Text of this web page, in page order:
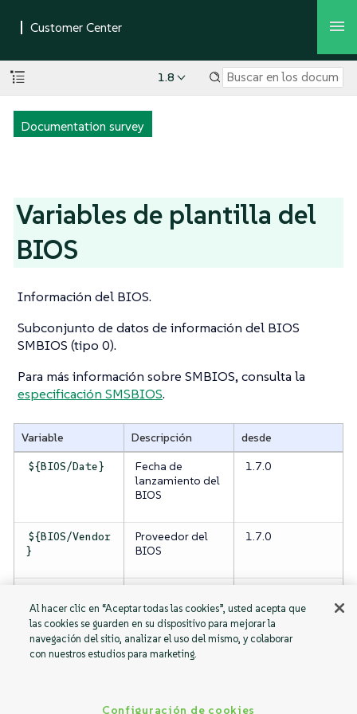
1.8
Documentation survey
Variables de plantilla del
BIOS
Información del BIOS.
Subconjunto de datos de información del BIOS
SMBIOS (tipo 0).
Para más información sobre SMBIOS, consulta la
especificación SMSBIOS.
Variable Descripción desde
${BIOS/Date}
Fecha de
lanzamiento del
BIOS
1.7.0
${BIOS/Vendor
}
Proveedor del
BIOS
1.7.0
n}
versión del BIOS
Al hacer clic en “Aceptar todas las cookies”, usted acepta que
las cookies se guarden en su dispositivo para mejorar la
navegación del sitio, analizar el uso del mismo, y colaborar
con nuestros estudios para marketing.
Configuración de cookies